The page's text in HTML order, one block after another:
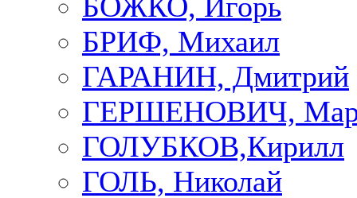
БОЖКО, Игорь
БРИФ, Михаил
ГАРАНИН, Дмитрий
ГЕРШЕНОВИЧ,
ГОЛУБКОВ,Кирилл
ГОЛЬ, Николай